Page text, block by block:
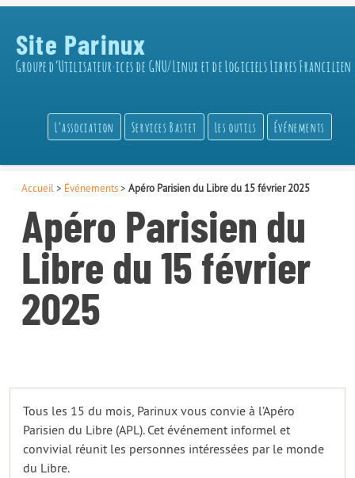
Site Parinux
Groupe d’Utilisateur·ices de GNU/Linux et de Logiciels Libres Francilien
L’association Services Bastet Les outils Événements
Accueil > Événements> Apéro Parisien du Libre du 15 février 2025
Apéro Parisien du
Libre du 15 février
2025
Tous les 15 du mois, Parinux vous convie à l’Apéro
Parisien du Libre (APL). Cet événement informel et
convivial réunit les personnes intéressées par le monde
du Libre.